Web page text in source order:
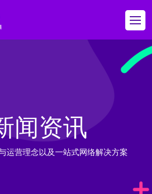
闻资讯
运营理念以及一站式网络解决方案